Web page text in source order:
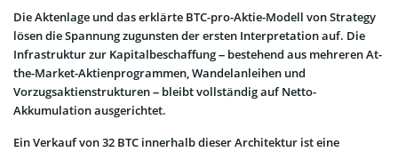
Die Aktenlage und das erklärte BTC-pro-Aktie-Modell von Strategy
lösen die Spannung zugunsten der ersten Interpretation auf. Die
Infrastruktur zur Kapitalbeschaffung – bestehend aus mehreren At-
the-Market-Aktienprogrammen, Wandelanleihen und
Vorzugsaktienstrukturen – bleibt vollständig auf Netto-
Akkumulation ausgerichtet.
Ein Verkauf von 32 BTC innerhalb dieser Architektur ist eine